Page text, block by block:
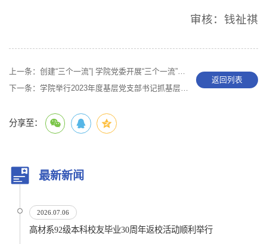
审核：钱祉祺
上一条： 创建“三个一流”| 学院党委开展“三个一流”建设主题党日活动
下一条： 学院举行2023年度基层党支部书记抓基层党建工作述职评议会
返回列表
分享至：
最新新闻
2026.07.06
高材系92级本科校友毕业30周年返校活动顺利举行